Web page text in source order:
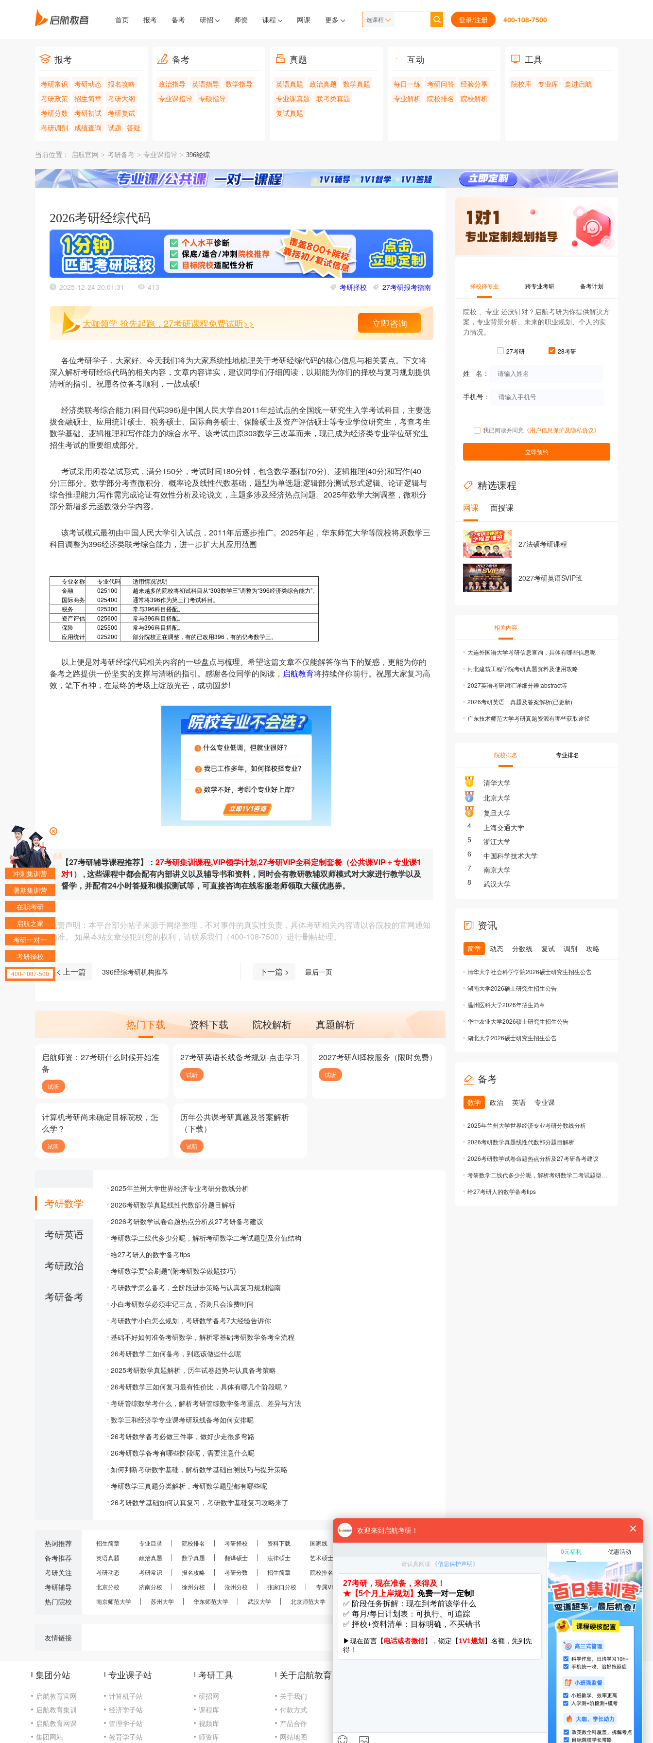
首页 报考 备考 研招 师资 课程 网课 更多 选课程 登录/注册 400-108-7500
报考
考研常识 考研动态
报名攻略
考研政策
招生简章
考研大纲
考研分数
考研初试
考研复试
考研调剂
成绩查询 试题 答疑
备考
政治指导 英语指导
数学指导
专业课指导
专硕指导
真题
英语真题 政治真题
数学真题
专业课真题
联考类真题
复试真题
互动
每日一练 考研问答
经验分享
专业解析
院校排名 院校解析
工具
院校库 专业库 走进启航
当前位置： 启航官网 > 考研备考 > 专业课指导 > 396经综
2026考研经综代码
2025-12-24 20:01:31 413 考研择校 27考研报考指南
大咖领学 抢先起跑，27考研课程免费试听>> 立即咨询
各位考研学子，大家好。今天我们将为大家系统性地梳理关于考研经综代码的核心信息与相关要点。下文将
深入解析考研经综代码的相关内容，文章内容详实，建议同学们仔细阅读，以期能为你们的择校与复习规划提供
清晰的指引。祝愿各位备考顺利，一战成硕!
经济类联考综合能力(科目代码396)是中国人民大学自2011年起试点的全国统一研究生入学考试科目，主要选
拔金融硕士、应用统计硕士、税务硕士、国际商务硕士、保险硕士及资产评估硕士等专业学位研究生，考查考生
数学基础、逻辑推理和写作能力的综合水平。该考试由原303数学三改革而来，现已成为经济类专业学位研究生
招生考试的重要组成部分。
考试采用闭卷笔试形式，满分150分，考试时间180分钟，包含数学基础(70分)、逻辑推理(40分)和写作(40
分)三部分。数学部分考查微积分、概率论及线性代数基础，题型为单选题;逻辑部分测试形式逻辑、论证逻辑与
综合推理能力;写作需完成论证有效性分析及论说文，主题多涉及经济热点问题。2025年数学大纲调整，微积分
部分新增多元函数微分学内容。
该考试模式最初由中国人民大学引入试点，2011年后逐步推广。2025年起，华东师范大学等院校将原数学三
科目调整为396经济类联考综合能力，进一步扩大其应用范围
专业名称 专业代码
适用情况说明
金融
025100
越来越多的院校将初试科目从“303数学三”调整为“396经济类综合能力”。
国际商务
025400
通常将396作为第三门考试科目。
税务
025300
常与396科目搭配。
资产评估
025600
常与396科目搭配。
保险
025500
常与396科目搭配。
应用统计
025200 部分院校正在调整，有的已改用396，有的仍考数学三。
以上便是对考研经综代码相关内容的一些盘点与梳理。希望这篇文章不仅能解答你当下的疑惑，更能为你的
备考之路提供一份坚实的支撑与清晰的指引。感谢各位同学的阅读， 启航教育将持续伴你前行。祝愿大家复习高
效，笔下有神，在最终的考场上绽放光芒，成功圆梦!
【27考研辅导课程推荐】： 27考研集训课程,VIP领学计划,27考研VIP全科定制套餐（公共课VIP＋专业课1
对1）
, 这些课程中都会配有内部讲义以及辅导书和资料，同时会有教研教辅双师模式对大家进行教学以及
督学，并配有24小时答疑和模拟测试等，可直接咨询在线客服老师领取大额优惠券。
免责声明：本平台部分帖子来源于网络整理，不对事件的真实性负责，具体考研相关内容请以各院校的官网通知
为准。 如果本站文章侵犯到您的权利，请联系我们（400-108-7500）进行删帖处理。
< 上一篇 396经综考研机构推荐 下一篇 > 最后一页
热门下载 资料下载 院校解析 真题解析
启航师资：27考研什么时候开始准
备
试听
27考研英语长线备考规划-点击学习
试听
2027考研AI择校服务（限时免费）
试听
计算机考研尚未确定目标院校，怎
么学？
试听
历年公共课考研真题及答案解析
（下载）
试听
考研数学
考研英语
考研政治
考研备考
2025年兰州大学世界经济专业考研分数线分析
2026考研数学真题线性代数部分题目解析
2026考研数学试卷命题热点分析及27考研备考建议
考研数学二线代多少分呢，解析考研数学二考试题型及分值结构
给27考研人的数学备考tips
考研数学要"会刷题"(附考研数学做题技巧)
考研数学怎么备考，全阶段进步策略与认真复习规划指南
小白考研数学必须牢记三点，否则只会浪费时间
考研数学小白怎么规划，考研数学备考7大经验告诉你
基础不好如何准备考研数学，解析零基础考研数学备考全流程
26考研数学二如何备考，到底该做些什么呢
2025考研数学真题解析，历年试卷趋势与认真备考策略
26考研数学三如何复习最有性价比，具体有哪几个阶段呢？
考研管综数学考什么，解析考研管综数学备考重点、差异与方法
数学三和经济学专业课考研双线备考如何安排呢
26考研数学备考必做三件事，做好少走很多弯路
26考研数学备考有哪些阶段呢，需要注意什么呢
如何判断考研数学基础，解析数学基础自测技巧与提升策略
考研数学三真题分类解析，考研数学题型都有哪些呢
26考研数学基础如何认真复习，考研数学基础复习攻略来了
择校择专业 跨专业考研 备考计划
院校 、专业 还没针对？启航考研为你提供解决方
案，专业背景分析、未来的职业规划、个人的实
力情况。
27考研 28考研
姓 名：
手机号：
我已阅读并同意 《用户信息保护及隐私协议》
立即预约
精选课程
网课 面授课
27法硕考研课程
2027考研英语SVIP班
相关内容
大连外国语大学考研信息查询，具体有哪些信息呢
河北建筑工程学院考研真题资料及使用攻略
2027英语考研词汇详细分辨:abstract等
2026考研英语一真题及答案解析(已更新)
广东技术师范大学考研真题资源有哪些获取途径
院校排名 专业排名
清华大学
北京大学
复旦大学
4
上海交通大学
5
浙江大学
6
中国科学技术大学
7
南京大学
8
武汉大学
资讯
简章 动态 分数线 复试 调剂 攻略
清华大学社会科学学院2026硕士研究生招生公告
湖南大学2026硕士研究生招生公告
温州医科大学2026年招生简章
华中农业大学2026硕士研究生招生公告
湖北大学2026硕士研究生招生公告
备考
数学 政治 英语 专业课
2025年兰州大学世界经济专业考研分数线分析
2026考研数学真题线性代数部分题目解析
2026考研数学试卷命题热点分析及27考研备考建议
考研数学二线代多少分呢，解析考研数学二考试题型及分值结构
给27考研人的数学备考tips
热词推荐
备考推荐
考研关注
考研辅导
热门院校
招生简章 专业目录 院校排名 考研择校 资料下载 国家线 分数线 报录比
考研规划
英语真题
政治真题 数学真题 翻译硕士 法律硕士 艺术硕士
考研动态
考研常识 报名攻略 考研分数 招生简章 院校排名 考研真题 经验分享 考研复试
考研调剂
北京分校
济南分校 徐州分校 沧州分校 张家口分校 专属VIP VIP定制
28考研
南京师范大学
苏州大学 华东师范大学 武汉大学 北京师范大学 南京大学 南开大学 厦门大学 华中科技大学 启航分校
友情链接
集团分站
启航教育官网
启航教育集训
启航教育网课
集团网站
专业课子站
计算机子站
经济学子站
管理学子站
教育学子站
考研工具
研招网
课程库
视频库
师资库
关于启航教育
关于我们
付款方式
产品合作
网站地图
咨询地址:北京市海淀区万泉河路68号紫金大厦11层
冲刺集训营
暑期集训营
在职考研
启航之家
考研一对一
考研择校
400-1087-500